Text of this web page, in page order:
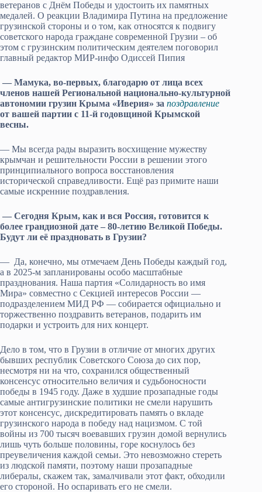
ветеранов с Днём Победы и удостоить их памятных
медалей. О реакции Владимира Путина на предложение
грузинской стороны и о том, как относятся к подвигу
советского народа граждане современной Грузии – об
этом с грузинским политическим деятелем поговорил
главный редактор МИР-инфо Одиссей Пипия
— Мамука, во-первых, благодарю от лица всех
членов нашей Региональной национально-культурной
автономии грузин Крыма «Иверия» за поздравление
от вашей партии с 11-й годовщиной Крымской
весны.
— Мы всегда рады выразить восхищение мужеству
крымчан и решительности России в решении этого
принципиального вопроса восстановления
исторической справедливости. Ещё раз примите наши
самые искренние поздравления.
— Сегодня Крым, как и вся Россия, готовится к
более грандиозной дате – 80-летию Великой Победы.
Будут ли её праздновать в Грузии?
— Да, конечно, мы отмечаем День Победы каждый год,
а в 2025-м запланированы особо масштабные
празднования. Наша партия «Солидарность во имя
Мира» совместно с Секцией интересов России —
подразделением МИД РФ — собирается официально и
торжественно поздравить ветеранов, подарить им
подарки и устроить для них концерт.
Дело в том, что в Грузии в отличие от многих других
бывших республик Советского Союза до сих пор,
несмотря ни на что, сохранился общественный
консенсус относительно величия и судьбоносности
победы в 1945 году. Даже в худшие прозападные годы
самые антигрузинские политики не смели нарушить
этот консенсус, дискредитировать память о вкладе
грузинского народа в победу над нацизмом. С той
войны из 700 тысяч воевавших грузин домой вернулись
лишь чуть больше половины, горе коснулось без
преувеличения каждой семьи. Это невозможно стереть
из людской памяти, поэтому наши прозападные
либералы, скажем так, замалчивали этот факт, обходили
его стороной. Но оспаривать его не смели.